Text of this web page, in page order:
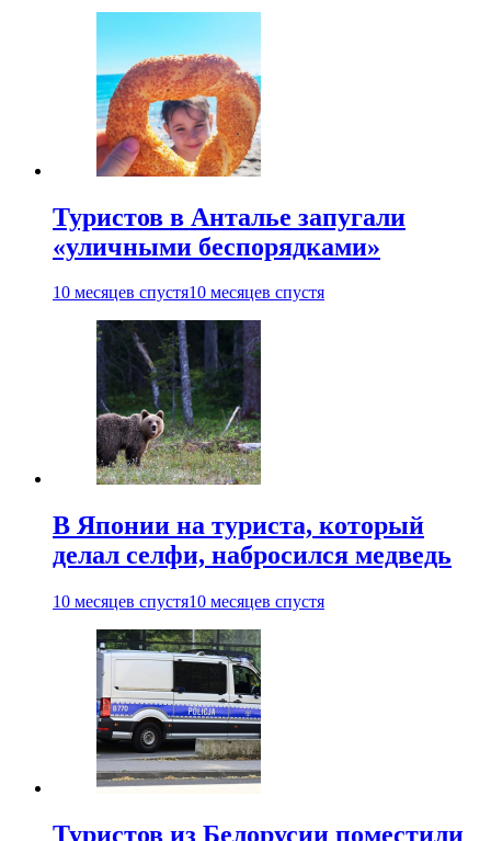
Туристов в Анталье запугали
«уличными беспорядками»
10 месяцев спустя10 месяцев спустя
В Японии на туриста, который
делал селфи, набросился медведь
10 месяцев спустя10 месяцев спустя
Туристов из Белорусии поместили